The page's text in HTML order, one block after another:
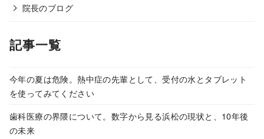
院長のブログ
記事一覧
今年の夏は危険。熱中症の先輩として、受付の水とタブレット
を使ってみてください
歯科医療の界隈について。数字から見る浜松の現状と、10年後
の未来